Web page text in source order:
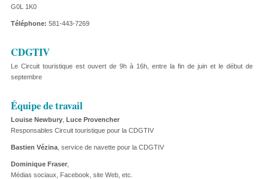
G0L 1K0
Téléphone: 581-443-7269
CDGTIV
Le Circuit touristique est ouvert de 9h à 16h, entre la fin de juin et le début de
septembre
Équipe de travail
Louise Newbury, Luce Provencher
Responsables Circuit touristique pour la CDGTIV
Bastien Vézina, service de navette pour la CDGTIV
Dominique Fraser,
Médias sociaux, Facebook, site Web, etc.